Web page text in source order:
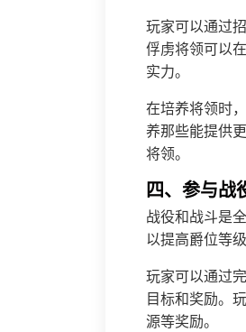
玩家可以通过
俘虏将领可以
实力。
在培养将领时
养那些能提供
将领。
四、参与战
战役和战斗是
以提高爵位等级
玩家可以通过
目标和奖励。
源等奖励。